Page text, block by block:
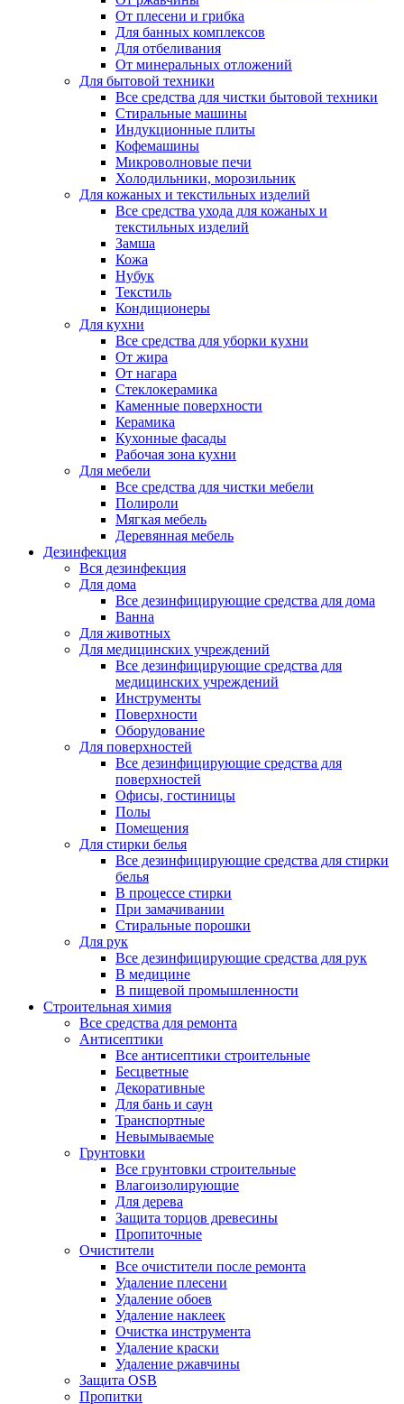
От плесени и грибка
Для банных комплексов
Для отбеливания
От минеральных отложений
Для бытовой техники
Все средства для чистки бытовой техники
Стиральные машины
Индукционные плиты
Кофемашины
Микроволновые печи
Холодильники, морозильник
Для кожаных и текстильных изделий
Все средства ухода для кожаных и
текстильных изделий
Замша
Кожа
Нубук
Текстиль
Кондиционеры
Для кухни
Все средства для уборки кухни
От жира
От нагара
Стеклокерамика
Каменные поверхности
Керамика
Кухонные фасады
Рабочая зона кухни
Для мебели
Все средства для чистки мебели
Полироли
Мягкая мебель
Деревянная мебель
Дезинфекция
Вся дезинфекция
Для дома
Все дезинфицирующие средства для дома
Ванна
Для животных
Для медицинских учреждений
Все дезинфицирующие средства для
медицинских учреждений
Инструменты
Поверхности
Оборудование
Для поверхностей
Все дезинфицирующие средства для
поверхностей
Офисы, гостиницы
Полы
Помещения
Для стирки белья
Все дезинфицирующие средства для стирки
белья
В процессе стирки
При замачивании
Стиральные порошки
Для рук
Все дезинфицирующие средства для рук
В медицине
В пищевой промышленности
Строительная химия
Все средства для ремонта
Антисептики
Все антисептики строительные
Бесцветные
Декоративные
Для бань и саун
Транспортные
Невымываемые
Грунтовки
Все грунтовки строительные
Влагоизолирующие
Для дерева
Защита торцов древесины
Пропиточные
Очистители
Все очистители после ремонта
Удаление плесени
Удаление обоев
Удаление наклеек
Очистка инструмента
Удаление краски
Удаление ржавчины
Защита OSB
Пропитки